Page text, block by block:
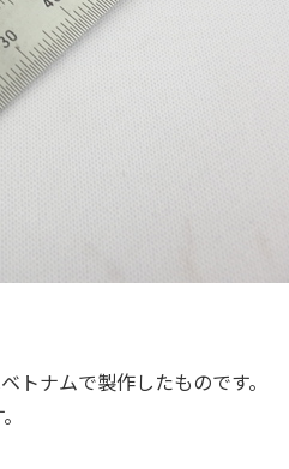
トナムで製作したものです。